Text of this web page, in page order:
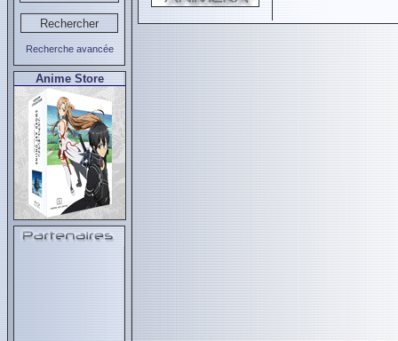
Recherche avancée
Anime Store